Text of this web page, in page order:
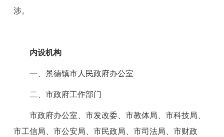
涉。
内设机构
一、景德镇市人民政府办公室
二、市政府工作部门
市政府办公室、 市发改委、市教体局、市科技局、
市工信局、 市公安局、市民政局、市司法局、市财政